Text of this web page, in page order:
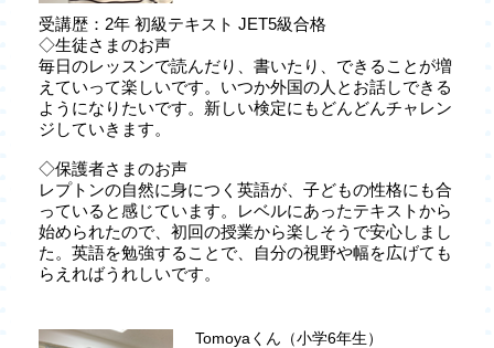
受講歴：2年 初級テキスト JET5級合格
◇生徒さまのお声
毎日のレッスンで読んだり、書いたり、できることが増
えていって楽しいです。いつか外国の人とお話しできる
ようになりたいです。新しい検定にもどんどんチャレン
ジしていきます。
◇保護者さまのお声
レプトンの自然に身につく英語が、子どもの性格にも合
っていると感じています。レベルにあったテキストから
始められたので、初回の授業から楽しそうで安心しまし
た。英語を勉強することで、自分の視野や幅を広げても
らえればうれしいです。
Tomoyaくん（小学6年生）